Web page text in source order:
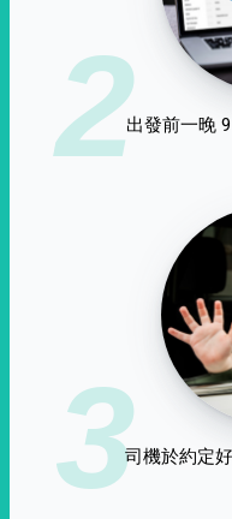
2出發前一晚
3司機於約定